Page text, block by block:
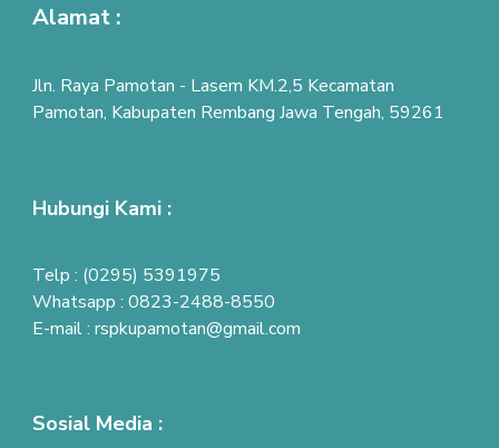
Alamat :
Jln. Raya Pamotan - Lasem KM.2,5 Kecamatan
Pamotan, Kabupaten Rembang Jawa Tengah, 59261
Hubungi Kami :
Telp : (0295) 5391975
Whatsapp : 0823-2488-8550
E-mail : rspkupamotan@gmail.com
Sosial Media :